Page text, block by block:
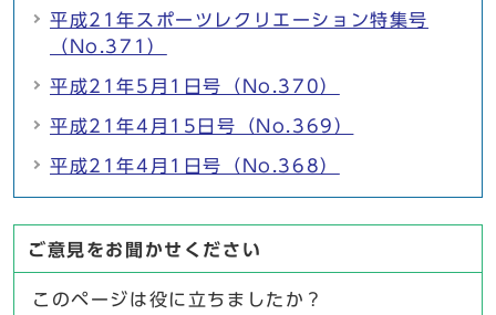
平成21年スポーツレクリエーション特集号
（No.371）
平成21年5月1日号（No.370）
平成21年4月15日号（No.369）
平成21年4月1日号（No.368）
ご意見をお聞かせください
このページは役に立ちましたか？